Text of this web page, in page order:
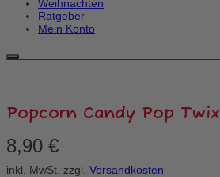
Weihnachten
Ratgeber
Mein Konto
Popcorn Candy Pop Twix
8,90 €
inkl. MwSt. zzgl. Versandkosten